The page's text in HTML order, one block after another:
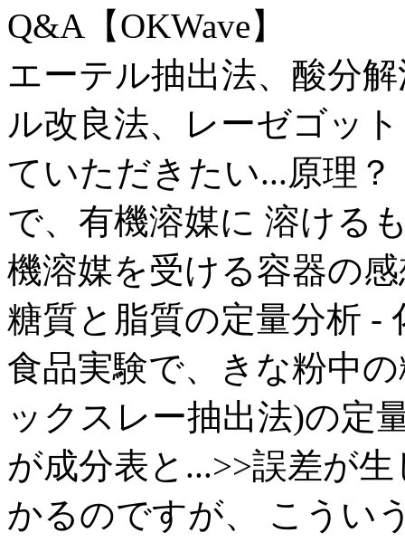
Q&A【OKWave】
エーテル抽出法、酸分
ル改良法、レーゼゴッ
ていただきたい...原理
で、有機溶媒に 溶ける
機溶媒を受ける容器の
糖質と脂質の定量分析 -
食品実験で、きな粉中
ックスレー抽出法)の定
が成分表と...>>誤差が
かるのですが、 こうい